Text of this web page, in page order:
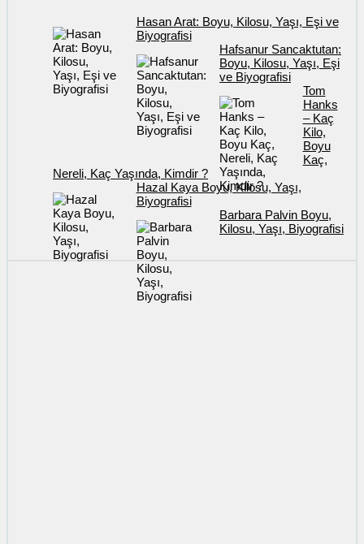
Hasan Arat: Boyu, Kilosu, Yaşı, Eşi ve
Biyografisi
Hafsanur Sancaktutan:
Boyu, Kilosu, Yaşı, Eşi
ve Biyografisi
Tom
Hanks
– Kaç
Kilo,
Boyu
Kaç,
Nereli, Kaç Yaşında, Kimdir ?
Hazal Kaya Boyu, Kilosu, Yaşı,
Biyografisi
Barbara Palvin Boyu,
Kilosu, Yaşı, Biyografisi